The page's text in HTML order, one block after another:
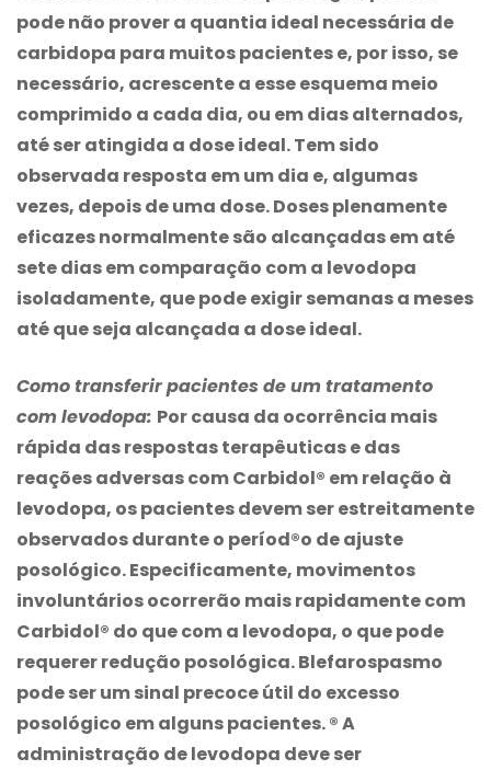
pode não prover a quantia ideal necessária de
carbidopa para muitos pacientes e, por isso, se
necessário, acrescente a esse esquema meio
comprimido a cada dia, ou em dias alternados,
até ser atingida a dose ideal. Tem sido
observada resposta em um dia e, algumas
vezes, depois de uma dose. Doses plenamente
eficazes normalmente são alcançadas em até
sete dias em comparação com a levodopa
isoladamente, que pode exigir semanas a meses
até que seja alcançada a dose ideal.
Como transferir pacientes de um tratamento
com levodopa: Por causa da ocorrência mais
rápida das respostas terapêuticas e das
reações adversas com Carbidol® em relação à
levodopa, os pacientes devem ser estreitamente
observados durante o períod®o de ajuste
posológico. Especificamente, movimentos
involuntários ocorrerão mais rapidamente com
Carbidol® do que com a levodopa, o que pode
requerer redução posológica. Blefarospasmo
pode ser um sinal precoce útil do excesso
posológico em alguns pacientes. ® A
administração de levodopa deve ser